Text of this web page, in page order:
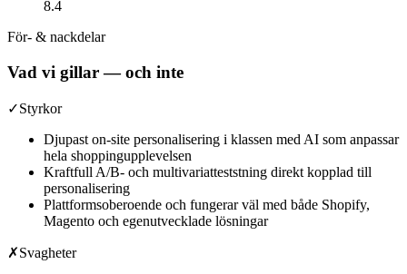
8.4
För- & nackdelar
Vad vi gillar — och inte
✓Styrkor
Djupast on-site personalisering i klassen med AI som anpassar
hela shoppingupplevelsen
Kraftfull A/B- och multivariatteststning direkt kopplad till
personalisering
Plattformsoberoende och fungerar väl med både Shopify,
Magento och egenutvecklade lösningar
✗Svagheter